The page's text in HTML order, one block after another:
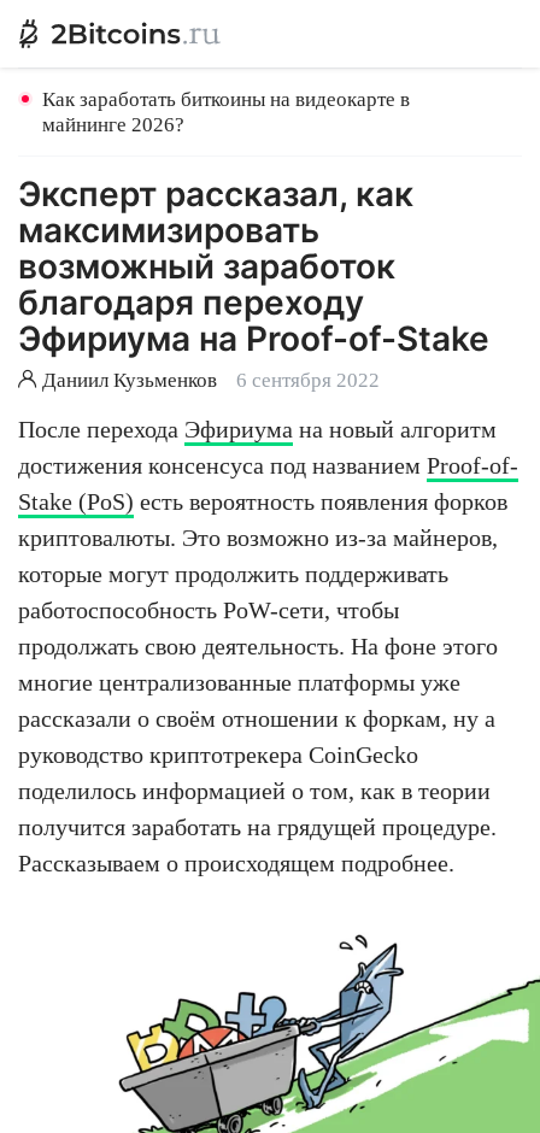
Как заработать биткоины на видеокарте в
майнинге 2026?
Эксперт рассказал, как
максимизировать
возможный заработок
благодаря переходу
Эфириума на Proof-of-Stake
Даниил Кузьменков 6 сентября 2022
После перехода Эфириума на новый алгоритм
достижения консенсуса под названием Proof-of-
Stake (PoS) есть вероятность появления форков
криптовалюты. Это возможно из-за майнеров,
которые могут продолжить поддерживать
работоспособность PoW-сети, чтобы
продолжать свою деятельность. На фоне этого
многие централизованные платформы уже
рассказали о своём отношении к форкам, ну а
руководство криптотрекера CoinGecko
поделилось информацией о том, как в теории
получится заработать на грядущей процедуре.
Рассказываем о происходящем подробнее.